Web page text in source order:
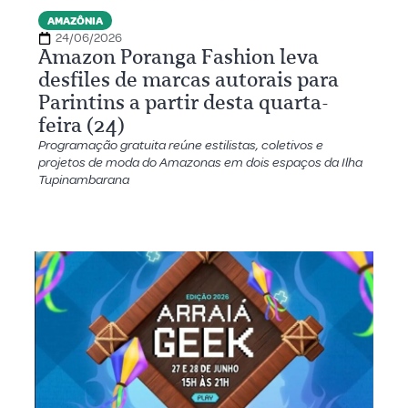
AMAZÔNIA
24/06/2026
Amazon Poranga Fashion leva
desfiles de marcas autorais para
Parintins a partir desta quarta-
feira (24)
Programação gratuita reúne estilistas, coletivos e
projetos de moda do Amazonas em dois espaços da Ilha
Tupinambarana